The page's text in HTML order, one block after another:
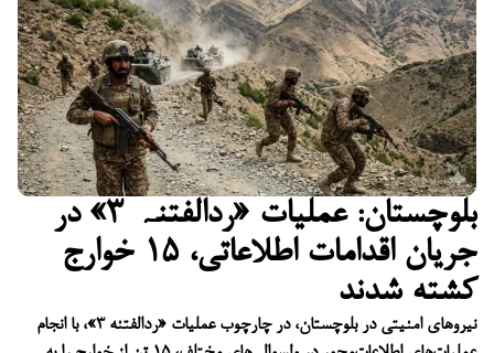
بلوچستان: عملیات «ردالفتنہ ۳» در
جریان اقدامات اطلاعاتی، ۱۵ خوارج
کشته شدند
نیروهای امنیتی در بلوچستان، در چارچوب عملیات «ردالفتنه ۳»، با انجام